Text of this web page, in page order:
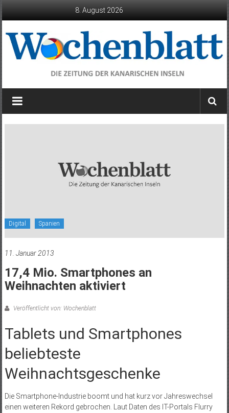
8. August 2026
Wochenblatt
die
Digital Spanien
11. Januar 2013
17,4 Mio. Smartphones an
Weihnachten aktiviert
Veröffentlicht von: Wochenblatt
Tablets und Smartphones
beliebteste
Weihnachtsgeschenke
Die Smartphone-Industrie boomt und hat kurz vor Jahreswechsel
einen weiteren Rekord gebrochen. Laut Daten des IT-Portals Flurry